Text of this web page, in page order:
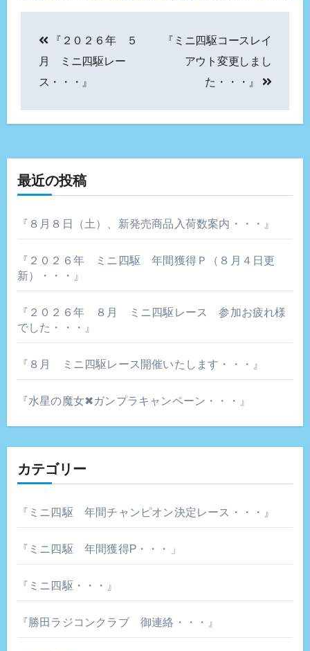
稿
ナ
ビ
シ
ョ
ン
『２０２６年 ５
月 ミニ四駆レー
ス・・・』
『ミニ四駆コースレイ
アウト変更しまし
た・・・』
最近の投稿
『８月８日（土）、新発売商品入荷数案内・・・』
『２０２６年 ミニ四駆 年間獲得Ｐ（８月４日更
新）・・・』
『２０２６年 ８月 ミニ四駆レース 参加お疲れ様
でした・・・』
『８月 ミニ四駆レース開催いたします・・・』
『水星の魔女✖ガンプラキャンペーン・・・』
カテゴリー
『ミニ四駆 年間チャンピオン決定レース・・・』
『ミニ四駆 年間獲得P・・・」
『ミニ四駆・・・』
『勝田ラジコンクラブ 御連絡・・・』